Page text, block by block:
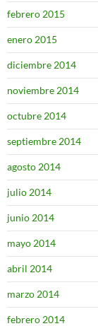
febrero 2015
enero 2015
diciembre 2014
noviembre 2014
octubre 2014
septiembre 2014
agosto 2014
julio 2014
junio 2014
mayo 2014
abril 2014
marzo 2014
febrero 2014